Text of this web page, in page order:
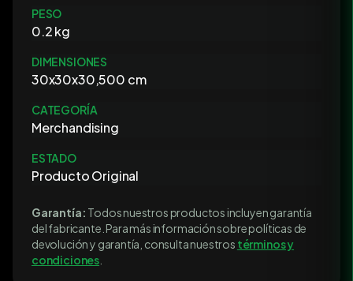
PESO
0.2 kg
DIMENSIONES
30x30x30,500 cm
CATEGORÍA
Merchandising
ESTADO
Producto Original
Garantía: Todos nuestros productos incluyen garantía
del fabricante. Para más información sobre políticas de
devolución y garantía, consulta nuestros términos y
condiciones